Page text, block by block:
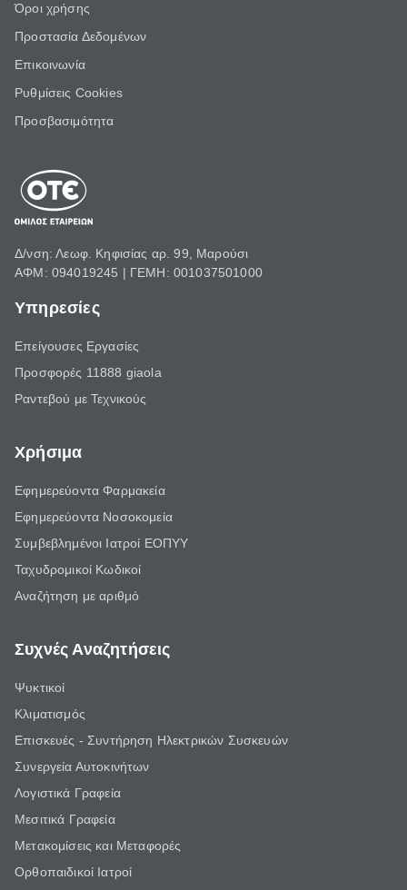
Όροι χρήσης
Προστασία Δεδομένων
Επικοινωνία
Ρυθμίσεις Cookies
Προσβασιμότητα
Δ/νση: Λεωφ. Κηφισίας αρ. 99, Μαρούσι
ΑΦΜ: 094019245 | ΓΕΜΗ: 001037501000
Υπηρεσίες
Επείγουσες Εργασίες
Προσφορές 11888 giaola
Ραντεβού με Τεχνικούς
Χρήσιμα
Εφημερεύοντα Φαρμακεία
Εφημερεύοντα Νοσοκομεία
Συμβεβλημένοι Ιατροί ΕΟΠΥΥ
Ταχυδρομικοί Κωδικοί
Αναζήτηση με αριθμό
Συχνές Αναζητήσεις
Ψυκτικοί
Κλιματισμός
Επισκευές - Συντήρηση Ηλεκτρικών Συσκευών
Συνεργεία Αυτοκινήτων
Λογιστικά Γραφεία
Μεσιτικά Γραφεία
Μετακομίσεις και Μεταφορές
Ορθοπαιδικοί Ιατροί